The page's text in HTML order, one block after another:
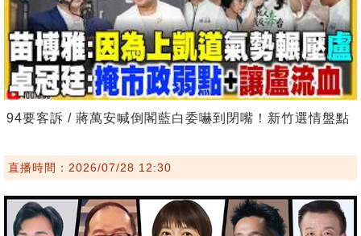
94要客訴 / 蔣萬安喊倒閣藍白委嚇到閉嘴！新竹選情盤點
直播時間：2026/07/28 12:30